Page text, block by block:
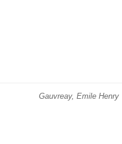
Gauvreay, Emile Henry